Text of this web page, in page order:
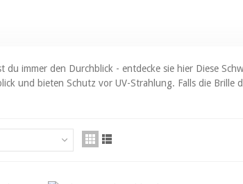
du immer den Durchblick - entdecke sie hier Diese
und bieten Schutz vor UV-Strahlung. Falls die Brille